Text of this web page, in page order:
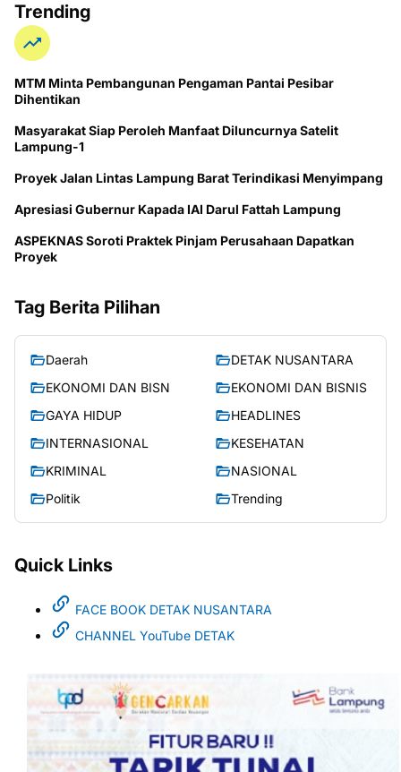
Trending
MTM Minta Pembangunan Pengaman Pantai Pesibar
Dihentikan
Masyarakat Siap Peroleh Manfaat Diluncurnya Satelit
Lampung-1
Proyek Jalan Lintas Lampung Barat Terindikasi Menyimpang
Apresiasi Gubernur Kapada IAI Darul Fattah Lampung
ASPEKNAS Soroti Praktek Pinjam Perusahaan Dapatkan
Proyek
Tag Berita Pilihan
Daerah
DETAK NUSANTARA
EKONOMI DAN BISN
EKONOMI DAN BISNIS
GAYA HIDUP
HEADLINES
INTERNASIONAL
KESEHATAN
KRIMINAL
NASIONAL
Politik
Trending
Quick Links
FACE BOOK DETAK NUSANTARA
CHANNEL YouTube DETAK